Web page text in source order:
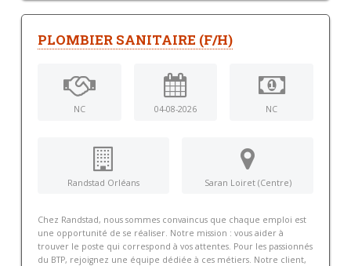
PLOMBIER SANITAIRE (F/H)
NC 04-08-2026 NC
Randstad Orléans Saran Loiret (Centre)
Chez Randstad, nous sommes convaincus que chaque emploi est
une opportunité de se réaliser. Notre mission : vous aider à
trouver le poste qui correspond à vos attentes. Pour les passionnés
du BTP, rejoignez une équipe dédiée à ces métiers. Notre client,